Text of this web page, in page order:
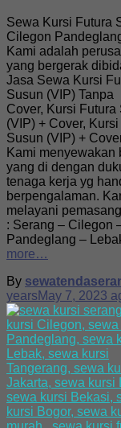
Sewa Kursi Futura
Cilegon
Kami adalah
yang bergerak
Jasa Sewa Kursi
Susun (VIP) Tanpa
Cover, Kursi Futura
(VIP) + Cover,
Susun (VIP) +
Kami menyewakan
yang di dengan
tenaga kerja yg
berpengalaman.
melayani
: Serang – Cilegon
Pandeglang –
more…
By
years May 7, 2023